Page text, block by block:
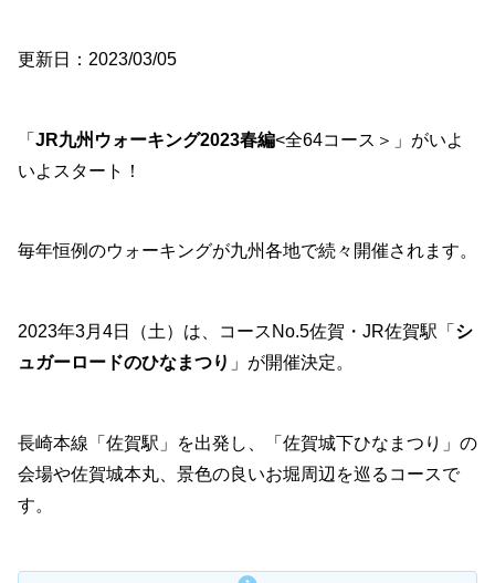
更新日：2023/03/05
「 JR九州ウォーキング2023春編<全64コース＞」がいよ
いよスタート！
毎年恒例のウォーキングが九州各地で続々開催されます。
2023年3月4日（土）は、コースNo.5佐賀・JR佐賀駅「 シ
ュガーロードのひなまつり 」が開催決定。
長崎本線「佐賀駅」を出発し、「佐賀城下ひなまつり」の
会場や佐賀城本丸、景色の良いお堀周辺を巡るコースで
す。